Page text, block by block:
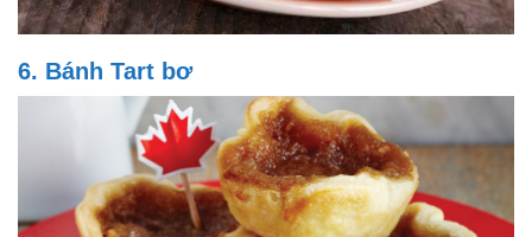
6. Bánh Tart bơ